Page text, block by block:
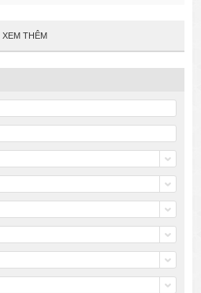
XEM THÊM